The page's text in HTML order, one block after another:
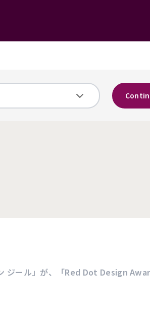
ジール」が、「Red Dot Design